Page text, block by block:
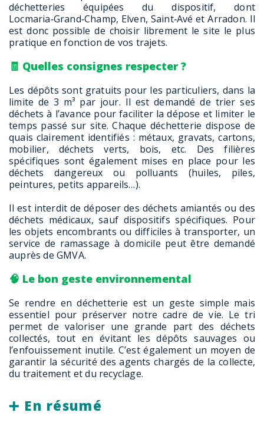
déchetteries équipées du dispositif, dont
Locmaria‑Grand‑Champ, Elven, Saint‑Avé et Arradon. Il
est donc possible de choisir librement le site le plus
pratique en fonction de vos trajets.
🧾 Quelles consignes respecter ?
Les dépôts sont gratuits pour les particuliers, dans la
limite de 3 m³ par jour. Il est demandé de trier ses
déchets à l’avance pour faciliter la dépose et limiter le
temps passé sur site. Chaque déchetterie dispose de
quais clairement identifiés : métaux, gravats, cartons,
mobilier, déchets verts, bois, etc. Des filières
spécifiques sont également mises en place pour les
déchets dangereux ou polluants (huiles, piles,
peintures, petits appareils…).
Il est interdit de déposer des déchets amiantés ou des
déchets médicaux, sauf dispositifs spécifiques. Pour
les objets encombrants ou difficiles à transporter, un
service de ramassage à domicile peut être demandé
auprès de GMVA.
🧠 Le bon geste environnemental
Se rendre en déchetterie est un geste simple mais
essentiel pour préserver notre cadre de vie. Le tri
permet de valoriser une grande part des déchets
collectés, tout en évitant les dépôts sauvages ou
l’enfouissement inutile. C’est également un moyen de
garantir la sécurité des agents chargés de la collecte,
du traitement et du recyclage.
➕ En résumé